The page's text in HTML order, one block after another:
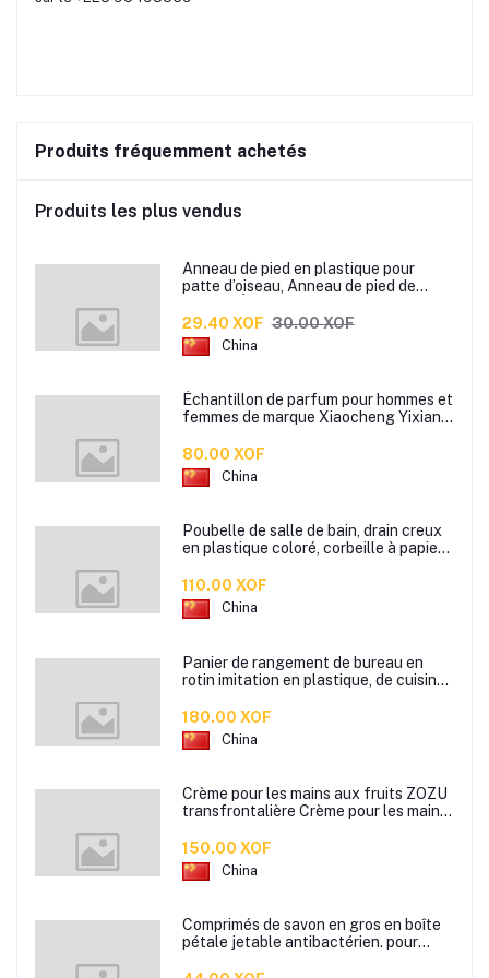
Produits fréquemment achetés
Produits les plus vendus
Anneau de pied en plastique pour
patte d’oiseau, Anneau de pied de
pour oiseaux
29.40 XOF 30.00 XOF
China
Échantillon de parfum pour hommes et
femmes de marque Xiaocheng Yixiang
80.00 XOF
China
Poubelle de salle de bain, drain creux
en plastique coloré, corbeille à papier
110.00 XOF
China
Panier de rangement de bureau en
rotin imitation en plastique, de cuisine
de rangement de salle de bain
180.00 XOF
China
Crème pour les mains aux fruits ZOZU
transfrontalière Crème pour les mains
80g
150.00 XOF
China
Comprimés de savon en gros en boîte
pétale jetable antibactérien. pour